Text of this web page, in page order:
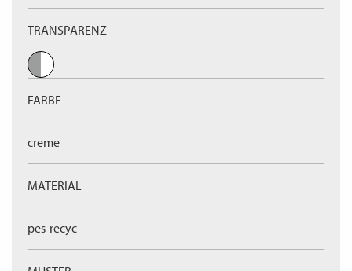
TRANSPARENZ
FARBE
creme
MATERIAL
pes-recyc